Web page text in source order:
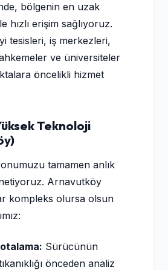
bölgenin en uzak
hızlı erişim sağlıyoruz.
tesisleri, iş merkezleri,
ve üniversiteler
öncelikli hizmet
Teknoloji
tamamen anlık
Arnavutköy
kompleks olursa olsun
Sürücünün
önceden analiz